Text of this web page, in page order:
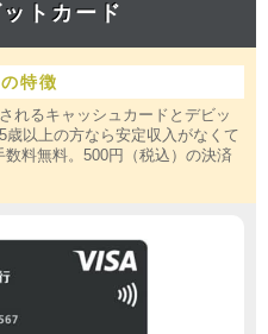
トカード
特徴
れるキャッシュカードとデビッ
歳以上の方なら安定収入がなくて
料無料。500円（税込）の決済